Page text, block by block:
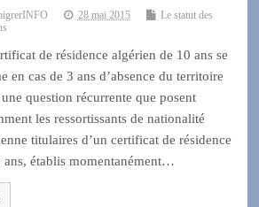
28 mai 2015
Le statut des
de résidence algérien de 10 ans se
en cas de 3 ans d’absence du territoire
une question récurrente que posent
les ressortissants de nationalité
titulaires d’un certificat de résidence
ans, établis momentanément…